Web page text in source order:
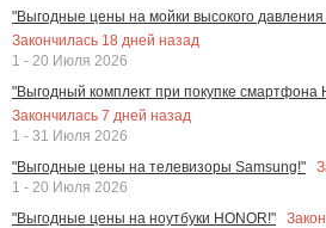
"Выгодные цены на мойки высокого давления
Закончилась 18 дней назад
1 - 20 Июля 2026
"Выгодный комплект при покупке смартфона
Закончилась 7 дней назад
1 - 31 Июля 2026
"Выгодные цены на телевизоры Samsung!"
1 - 20 Июля 2026
"Выгодные цены на ноутбуки HONOR!"